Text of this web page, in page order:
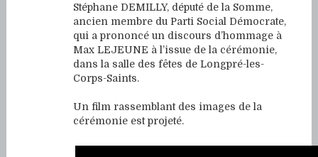
Stéphane DEMILLY, député de la Somme,
ancien membre du Parti Social Démocrate,
qui a prononcé un discours d’hommage à
Max LEJEUNE à l’issue de la cérémonie,
dans la salle des fêtes de Longpré-les-
Corps-Saints.
Un film rassemblant des images de la
cérémonie est projeté.